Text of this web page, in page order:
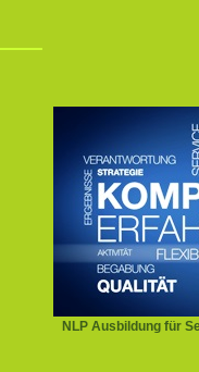
NLP Ausbildung für